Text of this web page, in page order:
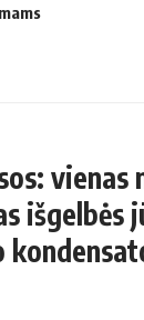
vienas
išgelbės